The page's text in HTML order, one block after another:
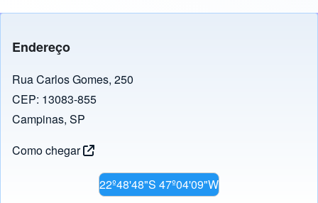
Endereço
Rua Carlos Gomes, 250
CEP: 13083-855
Campinas, SP
Como chegar
22º48'48"S 47º04'09"W